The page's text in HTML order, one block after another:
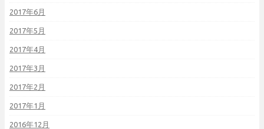
2017年6月
2017年5月
2017年4月
2017年3月
2017年2月
2017年1月
2016年12月